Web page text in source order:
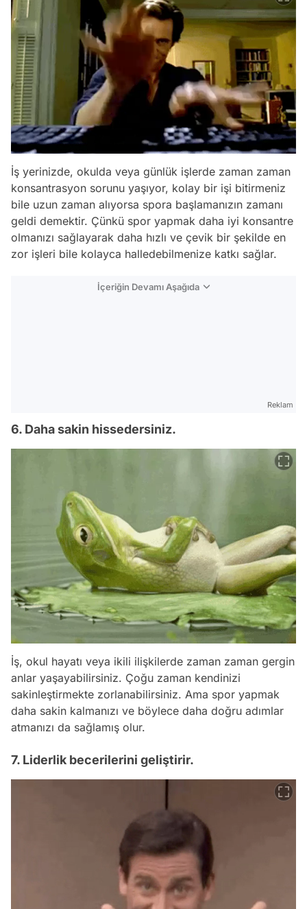
İş yerinizde, okulda veya günlük işlerde zaman zaman
konsantrasyon sorunu yaşıyor, kolay bir işi bitirmeniz
bile uzun zaman alıyorsa spora başlamanızın zamanı
geldi demektir. Çünkü spor yapmak daha iyi konsantre
olmanızı sağlayarak daha hızlı ve çevik bir şekilde en
zor işleri bile kolayca halledebilmenize katkı sağlar.
İçeriğin Devamı Aşağıda
Reklam
6. Daha sakin hissedersiniz.
İş, okul hayatı veya ikili ilişkilerde zaman zaman gergin
anlar yaşayabilirsiniz. Çoğu zaman kendinizi
sakinleştirmekte zorlanabilirsiniz. Ama spor yapmak
daha sakin kalmanızı ve böylece daha doğru adımlar
atmanızı da sağlamış olur.
7. Liderlik becerilerini geliştirir.